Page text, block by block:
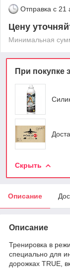
Отправка с 21
Цену
Минимальная
При покупке
Скрыть
Описание
Описание
Тренировка в
специально для
дорожках TRUE,